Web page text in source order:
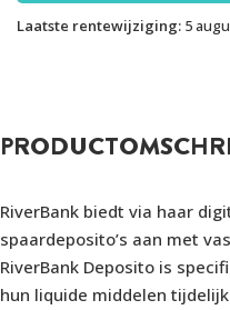
Laatste rentewijziging: 5
RiverBank biedt via haar
spaardeposito’s aan met
RiverBank Deposito is
hun liquide middelen